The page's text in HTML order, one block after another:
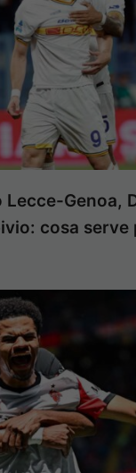
Lecce-Genoa,
cosa serve